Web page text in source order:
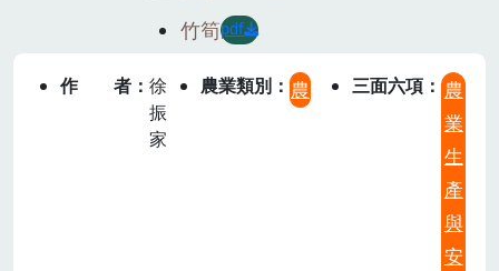
竹筍pdf
作者
徐
振
家
農業類別 農 三面六項
農
業
生
產
與
安